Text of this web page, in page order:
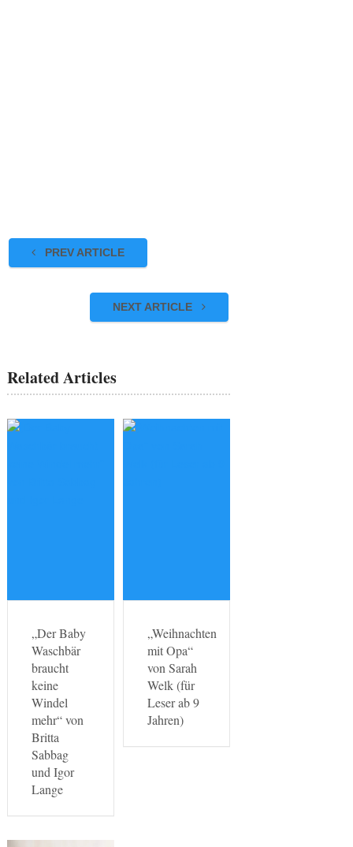
PREV ARTICLE
NEXT ARTICLE
Related Articles
„Der Baby
Waschbär
braucht
keine
Windel
mehr“ von
Britta
Sabbag
und Igor
Lange
„Weihnachten
mit Opa“
von Sarah
Welk (für
Leser ab 9
Jahren)